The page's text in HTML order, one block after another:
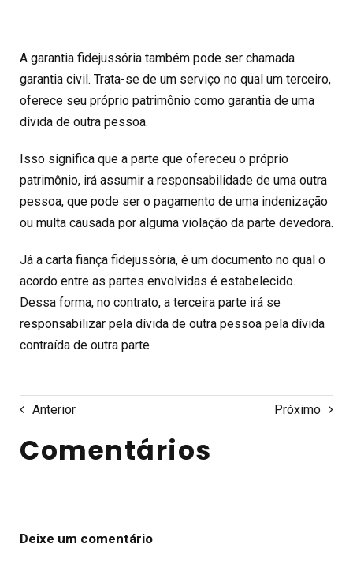
A garantia fidejussória também pode ser chamada
garantia civil. Trata-se de um serviço no qual um terceiro,
oferece seu próprio patrimônio como garantia de uma
dívida de outra pessoa.
Isso significa que a parte que ofereceu o próprio
patrimônio, irá assumir a responsabilidade de uma outra
pessoa, que pode ser o pagamento de uma indenização
ou multa causada por alguma violação da parte devedora.
Já a carta fiança fidejussória, é um documento no qual o
acordo entre as partes envolvidas é estabelecido.
Dessa forma, no contrato, a terceira parte irá se
responsabilizar pela dívida de outra pessoa pela dívida
contraída de outra parte
Anterior Próximo
Comentários
Deixe um comentário